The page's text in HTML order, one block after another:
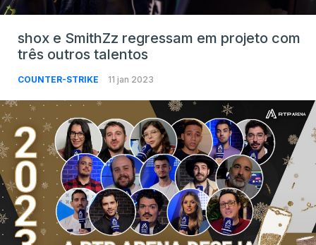
shox e SmithZz regressam em projeto com
três outros talentos
COUNTER-STRIKE 11 jan 2023